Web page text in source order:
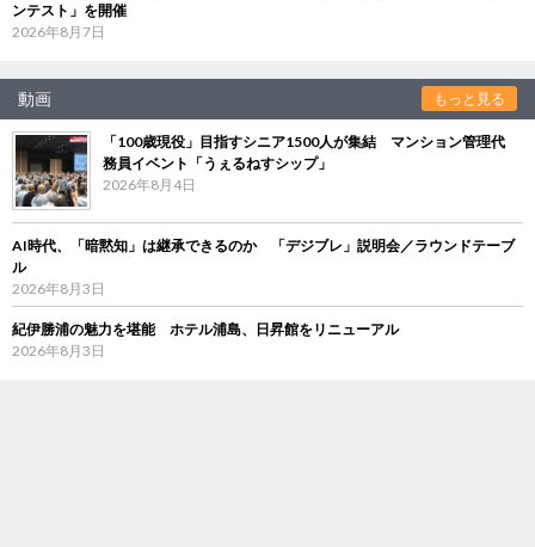
ンテスト」を開催
2026年8月7日
動画 もっと見る
「100歳現役」目指すシニア1500人が集結 マンション管理代
務員イベント「うぇるねすシップ」
2026年8月4日
AI時代、「暗黙知」は継承できるのか 「デジブレ」説明会／ラウンドテーブ
ル
2026年8月3日
紀伊勝浦の魅力を堪能 ホテル浦島、日昇館をリニューアル
2026年8月3日